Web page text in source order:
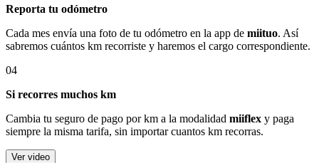
Reporta tu odómetro
Cada mes envía una foto de tu odómetro en la app de miituo. Así
sabremos cuántos km recorriste y haremos el cargo correspondiente.
04
Si recorres muchos km
Cambia tu seguro de pago por km a la modalidad miiflex y paga
siempre la misma tarifa, sin importar cuantos km recorras.
Ver video